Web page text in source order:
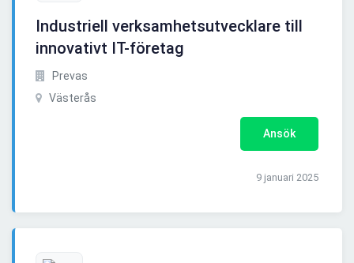
Industriell verksamhetsutvecklare till
innovativt IT-företag
Prevas
Västerås
Ansök
9 januari 2025